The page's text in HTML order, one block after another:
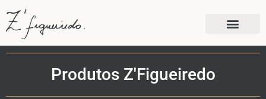
Produtos Z'Figueiredo